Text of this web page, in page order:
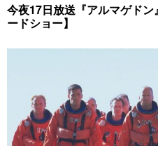
今夜17日放送『アルマゲド
ードショー】